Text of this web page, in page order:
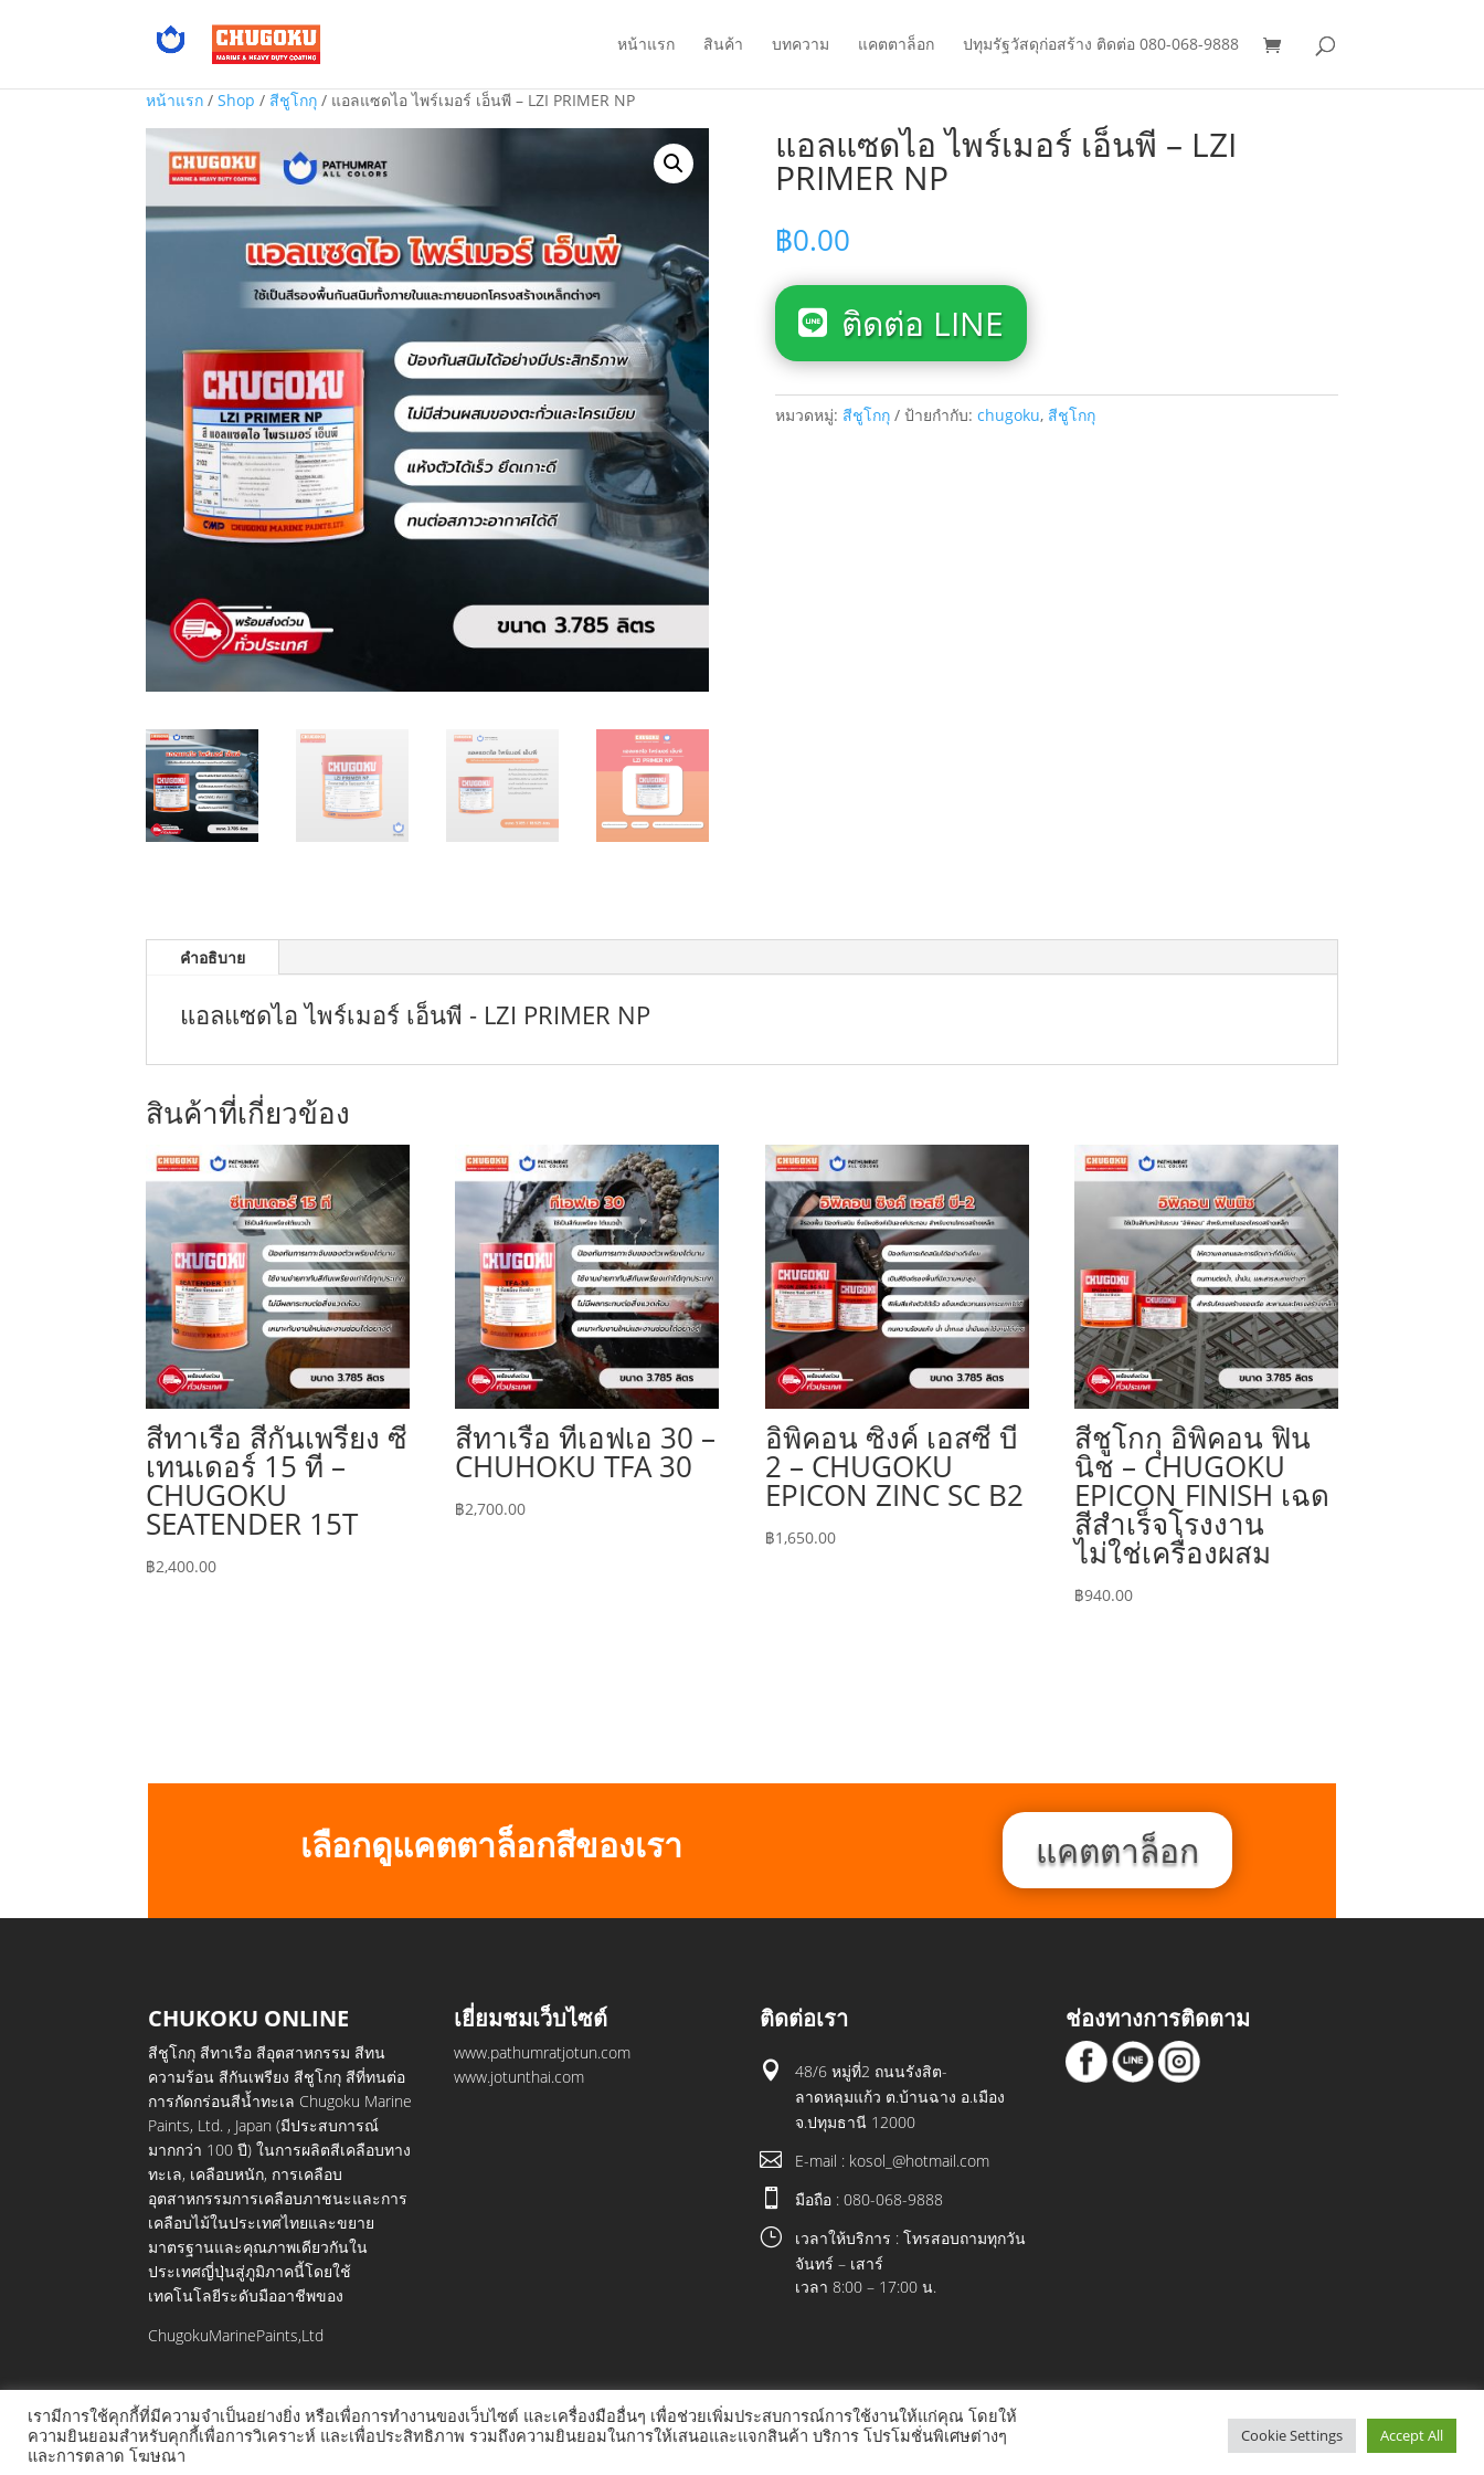
หน้าแรก สินค้า บทความ แคตตาล็อก ปทุมรัฐวัสดุก่อสร้าง ติดต่อ 080-068-9888
หน้าแรก / Shop / สีชูโกกุ / แอลแซดไอ ไพร์เมอร์ เอ็นพี – LZI PRIMER NP
แอลแซดไอ ไพร์เมอร์ เอ็นพี – LZI
PRIMER NP
฿0.00
ติดต่อ LINE
หมวดหมู่: สีชูโกกุ ป้ายกำกับ: chugoku, สีชูโกกุ
คำอธิบาย
แอลแซดไอ ไพร์เมอร์ เอ็นพี - LZI PRIMER NP
สินค้าที่เกี่ยวข้อง
สีทาเรือ สีกันเพรียง ซี
เทนเดอร์ 15 ที –
CHUGOKU
SEATENDER 15T
฿2,400.00
สีทาเรือ ทีเอฟเอ 30 –
CHUHOKU TFA 30
฿2,700.00
อิพิคอน ซิงค์ เอสซี บี
2 – CHUGOKU
EPICON ZINC SC B2
฿1,650.00
สีชูโกกุ อิพิคอน ฟิน
นิช – CHUGOKU
EPICON FINISH เฉด
สีสำเร็จโรงงาน
ไม่ใช่เครื่องผสม
฿940.00
เลือกดูแคตตาล็อกสีของเรา แคตตาล็อก
CHUKOKU ONLINE
สีชูโกกุ สีทาเรือ สีอุตสาหกรรม สีทน
ความร้อน สีกันเพรียง สีชูโกกุ สีที่ทนต่อ
การกัดกร่อนสีน้ำทะเล Chugoku Marine
Paints, Ltd. , Japan (มีประสบการณ์
มากกว่า 100 ปี) ในการผลิตสีเคลือบทาง
ทะเล, เคลือบหนัก, การเคลือบ
อุตสาหกรรมการเคลือบภาชนะและการ
เคลือบไม้ในประเทศไทยและขยาย
มาตรฐานและคุณภาพเดียวกันใน
ประเทศญี่ปุ่นสู่ภูมิภาคนี้โดยใช้
เทคโนโลยีระดับมืออาชีพของ
ChugokuMarinePaints,Ltd
เยี่ยมชมเว็บไซต์
www.pathumratjotun.com
www.jotunthai.com
ติดต่อเรา

48/6 หมู่ที่2 ถนนรังสิต-
ลาดหลุมแก้ว ต.บ้านฉาง อ.เมือง
จ.ปทุมธานี 12000
 E-mail : kosol_@hotmail.com
 มือถือ : 080-068-9888
}
เวลาให้บริการ : โทรสอบถามทุกวัน
จันทร์ – เสาร์
เวลา 8:00 – 17:00 น.
ช่องทางการติดตาม
© COPYRIGHT 2021 ALL RIGHTS RESERVED
เรามีการใช้คุกกี้ที่มีความจำเป็นอย่างยิ่ง หรือเพื่อการทำงานของเว็บไซต์ และเครื่องมืออื่นๆ เพื่อช่วยเพิ่มประสบการณ์การใช้งานให้แก่คุณ โดยให้
ความยินยอมสำหรับคุกกี้เพื่อการวิเคราะห์ และเพื่อประสิทธิภาพ รวมถึงความยินยอมในการให้เสนอและแจกสินค้า บริการ โปรโมชั่นพิเศษต่างๆ
และการตลาด โฆษณา
Cookie Settings Accept All